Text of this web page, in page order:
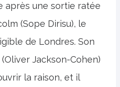
après une sortie ratée
(Sope Dirisu), le
de Londres. Son
Jackson-Cohen)
la raison, et il